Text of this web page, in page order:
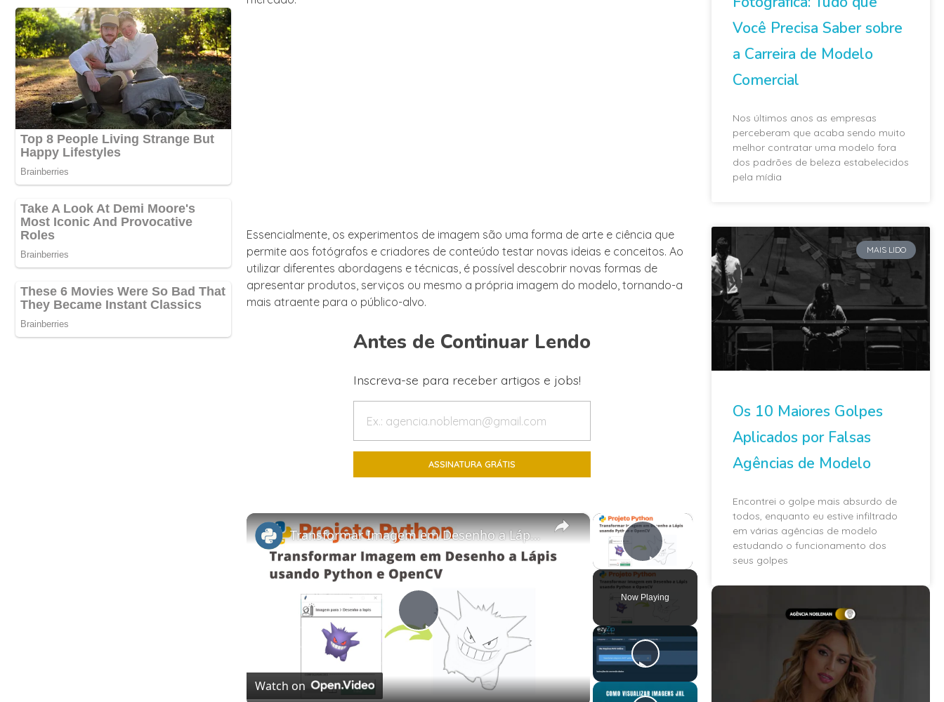
Essencialmente, os experimentos de imagem são uma forma de arte e ciência que
permite aos fotógrafos e criadores de conteúdo testar novas ideias e conceitos. Ao
utilizar diferentes abordagens e técnicas, é possível descobrir novas formas de
apresentar produtos, serviços ou mesmo a própria imagem do modelo, tornando-a
mais atraente para o público-alvo.
Antes de Continuar Lendo
Inscreva-se para receber artigos e jobs!
×
Play Video
Now Playing
×
Play
Video
Transformar Imagem em Desenho a Lápis usando Python e OpenCV
Watch on
Você Precisa Saber sobre
a Carreira de Modelo
Comercial
Nos últimos anos as empresas
perceberam que acaba sendo muito
melhor contratar uma modelo fora
dos padrões de beleza estabelecidos
pela mídia
MAIS LIDO
Os 10 Maiores Golpes
Aplicados por Falsas
Agências de Modelo
Encontrei o golpe mais absurdo de
todos, enquanto eu estive infiltrado
em várias agências de modelo
estudando o funcionamento dos
seus golpes